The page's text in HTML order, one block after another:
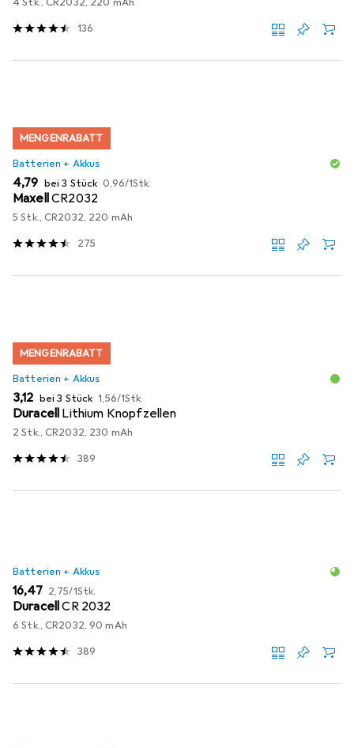
136
MENGENRABATT
Batterien + Akkus
EUR
4,79 bei 3 Stück EUR
0,96/1Stk.
MaxellCR2032
5 Stk., CR2032, 220 mAh
275
MENGENRABATT
Batterien + Akkus
EUR
3,12 bei 3 Stück EUR
1,56/1Stk.
Duracell Lithium Knopfzellen
2 Stk., CR2032, 230 mAh
389
Batterien + Akkus
EUR
16,47 EUR
2,75/1Stk.
DuracellCR 2032
6 Stk., CR2032, 90 mAh
389